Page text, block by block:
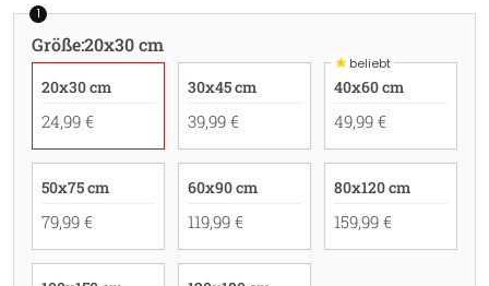
1
Größe:20x30 cm
20x30 cm
24,99 €
30x45 cm
39,99 €
★beliebt
40x60 cm
49,99 €
50x75 cm
79,99 €
60x90 cm
119,99 €
80x120 cm
159,99 €